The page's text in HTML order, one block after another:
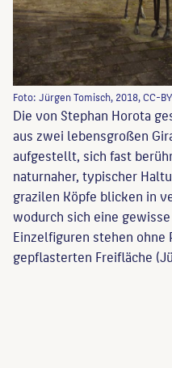
Foto: Jürgen Tomisch, 2018, CC-
Die von Stephan Horota
aus zwei lebensgroßen
aufgestellt, sich fast
naturnaher, typischer
grazilen Köpfe blicken in
wodurch sich eine
Einzelfiguren stehen
gepflasterten Freifläche